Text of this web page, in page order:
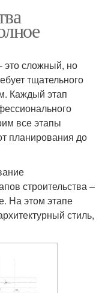
это сложный, но
тщательного
Каждый этап
все этапы
планирования до
строительства –
На этом этапе
стиль,